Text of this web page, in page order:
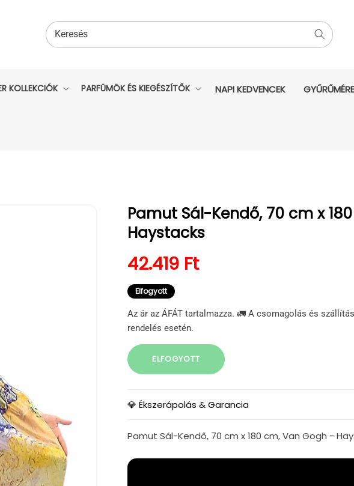
Keresés
KOLLEKCIÓK PARFÜMÖK ÉS KIEGÉSZÍTŐK NAPI KEDVENCEK
Pamut Sál-Kendő, 70 cm x
Haystacks
Normál ár
42.419 Ft
Elfogyott
Az ár az ÁFÁT tartalmazza. 🚛 A csomagolás és
rendelés esetén.
ELFOGYOTT
💎 Ékszerápolás & Garancia
Pamut Sál-Kendő, 70 cm x 180 cm, Van Gogh -